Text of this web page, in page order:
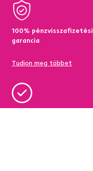
100% pénzvisszafizetési
garancia
Tudjon meg többet